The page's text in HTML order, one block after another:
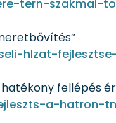
tern-szakmai-
hlzat-
fellépés
a-hatron-